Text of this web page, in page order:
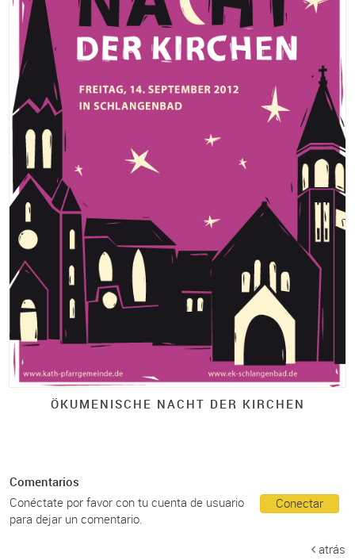
ÖKUMENISCHE NACHT DER KIRCHEN
Comentarios
Conectar
Conéctate por favor con tu cuenta de usuario
para dejar un comentario.
atrás